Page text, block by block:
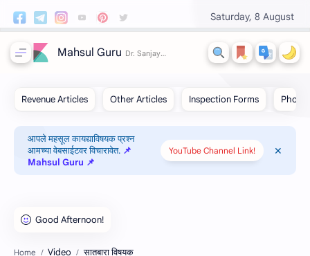
Saturday, 8 August
Mahsul Guru
आपले महसूल कायद्याविषयक प्रश्न
आमच्या वेबसाईटवर विचारावेत. 📌
Mahsul Guru 📌
YouTube Channel Link!
Home Video सातबारा विषयक